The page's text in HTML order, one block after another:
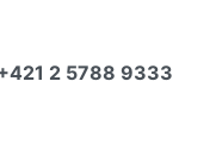
2 5788 9333